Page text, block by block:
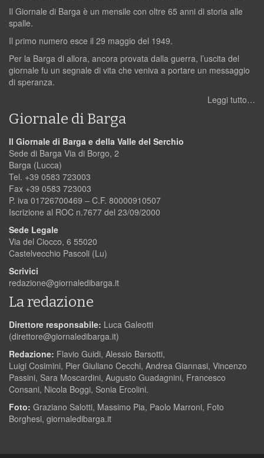
Il Giornale di Barga è un mensile con oltre 65 anni di storia alle
spalle.
Il primo numero esce il 29 maggio del 1949.
Per la Barga di allora, ancora provata dalla guerra, l’uscita del
giornale fu un segnale di vita che veniva a portare un messaggio
di speranza.
Leggi tutto…
Giornale di Barga
Il Giornale di Barga e della Valle del Serchio
Sede di Barga Via di Borgo, 2
Barga (Lucca)
Tel. +39 0583 723003
Fax +39 0583 723003
P. iva 01726700469 – C.F. 80000910507
Iscrizione al ROC n.7677 del 23/09/2000
Sede Legale
Via del Ciocco, 6 55020
Castelvecchio Pascoli (Lu)
Scrivici
redazione@giornaledibarga.it
La redazione
Direttore responsabile: Luca Galeotti
(direttore@giornaledibarga.it)
Redazione: Flavio Guidi, Alessio Barsotti,
Luigi Cosimini, Pier Giuliano Cecchi, Andrea Giannasi, Vincenzo
Passini, Sara Moscardini, Augusto Guadagnini, Francesco
Consani, Nicola Boggi, Sonia Ercolini.
Foto: Graziano Salotti, Massimo Pia, Paolo Marroni, Foto
Borghesi, giornaledibarga.it